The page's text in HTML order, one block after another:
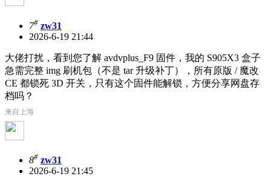
7# zw31
2026-6-19 21:44
大佬打扰，看到您了解 avdvplus_F9 固件，我的 S905X3 盒子
急需完整 img 刷机包（不是 tar 升级补丁），所有原版 / 魔改
CE 都锁死 3D 开关，只有这个固件能解锁，方便分享网盘存
档吗？
来自上海
8# zw31
2026-6-19 21:45